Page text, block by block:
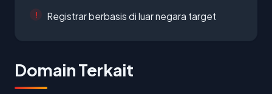
Registrar berbasis di luar negara target
Domain Terkait